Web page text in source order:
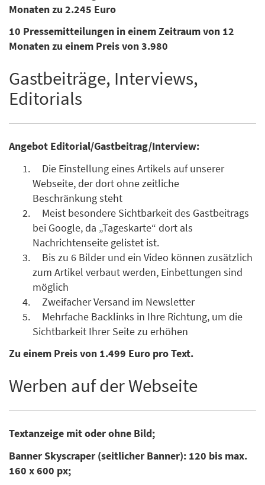
Monaten zu 2.245 Euro
10 Pressemitteilungen in einem Zeitraum von 12
Monaten zu einem Preis von 3.980
Gastbeiträge, Interviews,
Editorials
Angebot Editorial/Gastbeitrag/Interview:
Die Einstellung eines Artikels auf unserer
Webseite, der dort ohne zeitliche
Beschränkung steht
Meist besondere Sichtbarkeit des Gastbeitrags
bei Google, da „Tageskarte“ dort als
Nachrichtenseite gelistet ist.
Bis zu 6 Bilder und ein Video können zusätzlich
zum Artikel verbaut werden, Einbettungen sind
möglich
Zweifacher Versand im Newsletter
Mehrfache Backlinks in Ihre Richtung, um die
Sichtbarkeit Ihrer Seite zu erhöhen
Zu einem Preis von 1.499 Euro pro Text.
Werben auf der Webseite
Textanzeige mit oder ohne Bild;
Banner Skyscraper (seitlicher Banner): 120 bis max.
160 x 600 px;